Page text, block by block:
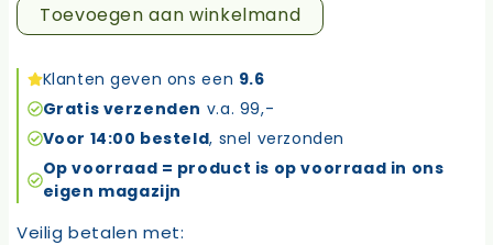
Ninja
set
aantal
Toevoegen aan winkelmand
Klanten geven ons een 9.6
Gratis verzenden v.a. 99,-
Voor 14:00 besteld, snel verzonden
Op voorraad = product is op voorraad in ons
eigen magazijn
Veilig betalen met: